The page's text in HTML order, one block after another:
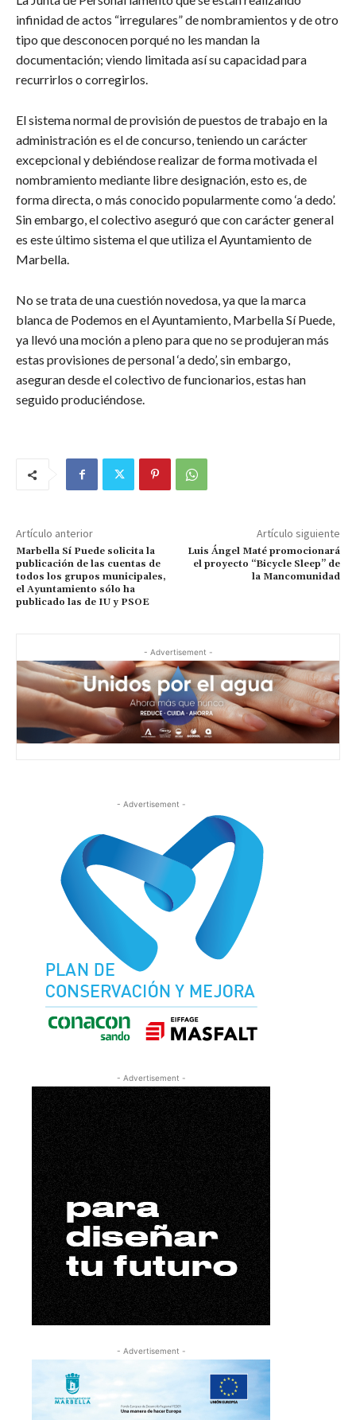
infinidad de actos “irregulares” de nombramientos y de otro
tipo que desconocen porqué no les mandan la
documentación; viendo limitada así su capacidad para
recurrirlos o corregirlos.
El sistema normal de provisión de puestos de trabajo en la
administración es el de concurso, teniendo un carácter
excepcional y debiéndose realizar de forma motivada el
nombramiento mediante libre designación, esto es, de
forma directa, o más conocido popularmente como ‘a dedo’.
Sin embargo, el colectivo aseguró que con carácter general
es este último sistema el que utiliza el Ayuntamiento de
Marbella.
No se trata de una cuestión novedosa, ya que la marca
blanca de Podemos en el Ayuntamiento, Marbella Sí Puede,
ya llevó una moción a pleno para que no se produjeran más
estas provisiones de personal ‘a dedo’, sin embargo,
aseguran desde el colectivo de funcionarios, estas han
seguido produciéndose.
Artículo anterior
Marbella Sí Puede solicita la
publicación de las cuentas de
todos los grupos municipales,
el Ayuntamiento sólo ha
publicado las de IU y PSOE
Artículo siguiente
Luis Ángel Maté promocionará
el proyecto “Bicycle Sleep” de
la Mancomunidad
- Advertisement -
- Advertisement -
- Advertisement -
- Advertisement -